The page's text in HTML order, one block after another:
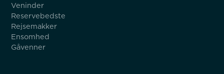
Veninder
Reservebedste
Rejsemakker
Ensomhed
Gåvenner